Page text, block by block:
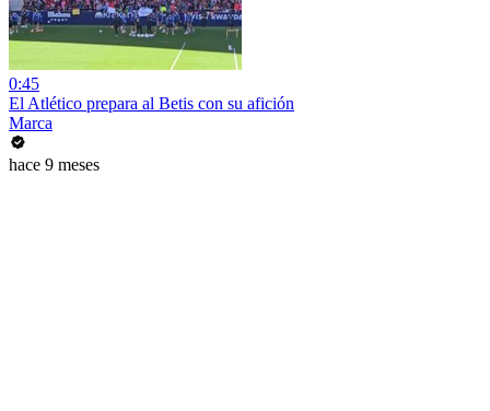
0:45
El Atlético prepara al Betis con su afición
Marca
hace 9 meses